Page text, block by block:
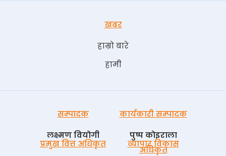
खबर
हाम्रो बारे
हामी
सम्पादक
लक्ष्मण वियोगी
कार्यकारी सम्पादक
पुष्प काेइराला
प्रमुख वित्त अधिकृत
व्यापार विकास
अधिकृत